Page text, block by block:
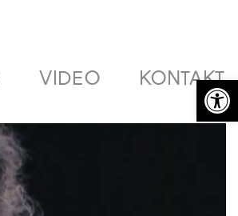
VIDEO KONTAKT